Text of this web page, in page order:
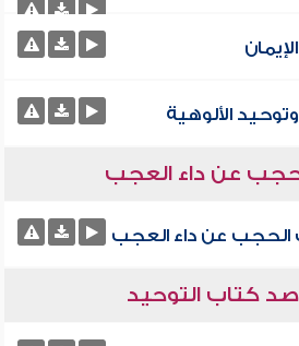
الألوهية
عن داء العجب
عن داء العجب
كتاب التوحيد